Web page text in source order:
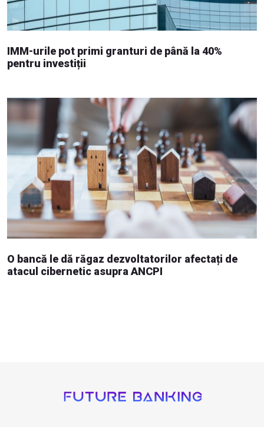
IMM-urile pot primi granturi de până la 40%
pentru investiții
O bancă le dă răgaz dezvoltatorilor afectați de
atacul cibernetic asupra ANCPI